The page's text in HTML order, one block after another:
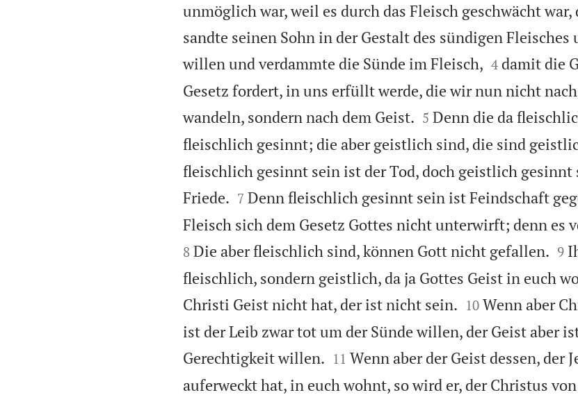
unmöglich war, weil es durch das Fleisch geschwächt war,
sandte seinen Sohn in der Gestalt des sündigen Fleisches
willen und verdammte die Sünde im Fleisch,
4 damit die
Gesetz fordert, in uns erfüllt werde, die wir nun nicht
wandeln, sondern nach dem Geist.
5 Denn die da
fleischlich gesinnt; die aber geistlich sind, die sind
fleischlich gesinnt sein ist der Tod, doch geistlich gesinnt
Friede.
7 Denn fleischlich gesinnt sein ist Feindschaft
Fleisch sich dem Gesetz Gottes nicht unterwirft; denn es
8 Die aber fleischlich sind, können Gott nicht gefallen.
9
fleischlich, sondern geistlich, da ja Gottes Geist in euch
Christi Geist nicht hat, der ist nicht sein.
10 Wenn aber
ist der Leib zwar tot um der Sünde willen, der Geist aber
Gerechtigkeit willen.
11 Wenn aber der Geist dessen, der
auferweckt hat, in euch wohnt, so wird er, der Christus